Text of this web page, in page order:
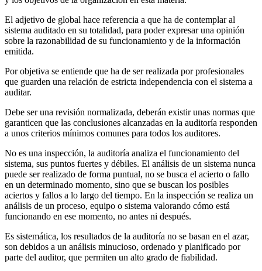
El adjetivo de global hace referencia a que ha de contemplar al
sistema auditado en su totalidad, para poder expresar una opinión
sobre la razonabilidad de su funcionamiento y de la información
emitida.
Por objetiva se entiende que ha de ser realizada por profesionales
que guarden una relación de estricta independencia con el sistema a
auditar.
Debe ser una revisión normalizada, deberán existir unas normas que
garanticen que las conclusiones alcanzadas en la auditoría responden
a unos criterios mínimos comunes para todos los auditores.
No es una inspección, la auditoría analiza el funcionamiento del
sistema, sus puntos fuertes y débiles. El análisis de un sistema nunca
puede ser realizado de forma puntual, no se busca el acierto o fallo
en un determinado momento, sino que se buscan los posibles
aciertos y fallos a lo largo del tiempo. En la inspección se realiza un
análisis de un proceso, equipo o sistema valorando cómo está
funcionando en ese momento, no antes ni después.
Es sistemática, los resultados de la auditoría no se basan en el azar,
son debidos a un análisis minucioso, ordenado y planificado por
parte del auditor, que permiten un alto grado de fiabilidad.